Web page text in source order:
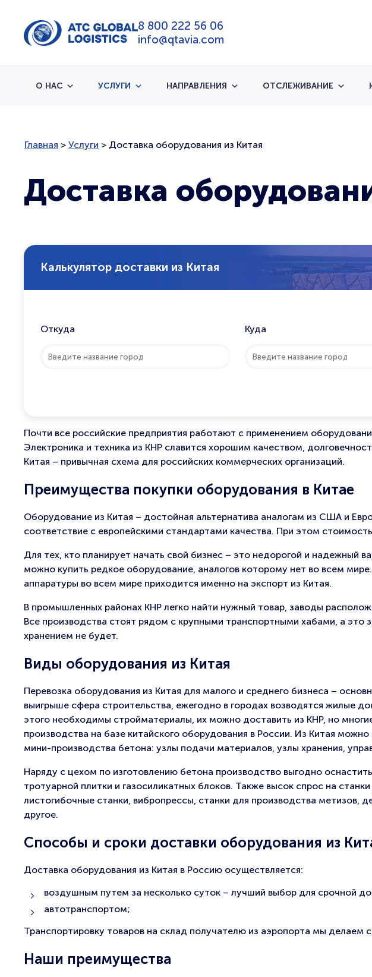
8 800 222 56 06
info@qtavia.com
О НАС УСЛУГИ НАПРАВЛЕНИЯ ОТСЛЕЖИВАНИЕ
Главная > Услуги > Доставка оборудования из Китая
Доставка
Калькулятор доставки из Китая
Откуда Куда
Почти все российские предприятия работают с применением
Электроника и техника из КНР славится хорошим качеством,
Китая – привычная схема для российских коммерческих организаций.
Преимущества покупки оборудования в Китае
Оборудование из Китая – достойная альтернатива аналогам из США и
соответствие с европейскими стандартами качества. При этом
Для тех, кто планирует начать свой бизнес – это недорогой и надежный
можно купить редкое оборудование, аналогов которому нет во всем
аппаратуры во всем мире приходится именно на экспорт из Китая.
В промышленных районах КНР легко найти нужный товар, заводы
Все производства стоят рядом с крупными транспортными хабами, а это
хранением не будет.
Виды оборудования из Китая
Перевозка оборудования из Китая для малого и среднего бизнеса –
выигрыше сфера строительства, ежегодно в городах возводятся жилые
этого необходимы стройматериалы, их можно доставить из КНР, но
производства на базе китайского оборудования в России. Из Китая
мини-производства бетона: узлы подачи материалов, узлы хранения,
Наряду с цехом по изготовлению бетона производство выгодно
тротуарной плитки и газосиликатных блоков. Также высок спрос на
листогибочные станки, вибропрессы, станки для производства
другое.
Способы и сроки доставки оборудования из
Доставка оборудования из Китая в Россию осуществляется:
воздушным путем за несколько суток – лучший выбор для срочной
автотранспортом;
Транспортировку товаров на склад получателю из аэропорта мы делаем
Наши преимущества